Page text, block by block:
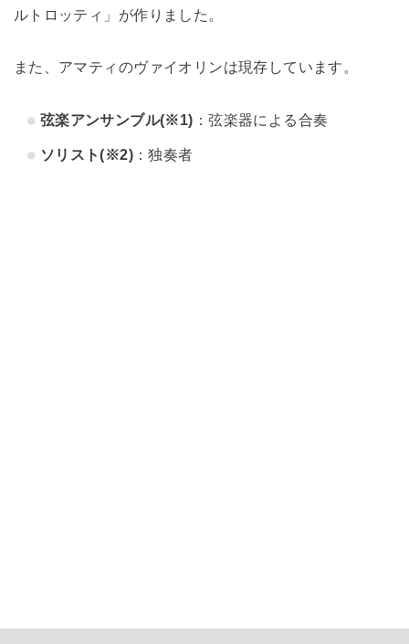
ルトロッティ」が作りました。
また、アマティのヴァイオリンは現存しています。
弦楽アンサンブル(※1) ：弦楽器による合奏
ソリスト(※2) ：独奏者